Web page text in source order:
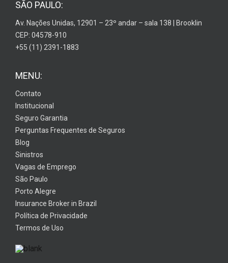
SÃO PAULO:
Av. Nações Unidas, 12901 – 23º andar – sala 138 | Brooklin
CEP: 04578-910
+55 (11) 2391-1883
MENU:
Contato
Institucional
Seguro Garantia
Perguntas Frequentes de Seguros
Blog
Sinistros
Vagas de Emprego
São Paulo
Porto Alegre
Insurance Broker in Brazil
Política de Privacidade
Termos de Uso